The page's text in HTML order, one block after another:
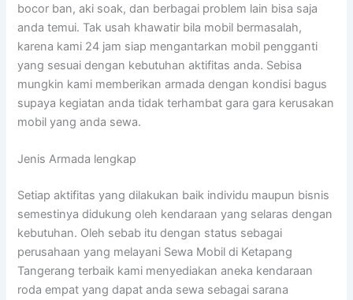
bocor ban, aki soak, dan berbagai problem lain bisa saja
anda temui. Tak usah khawatir bila mobil bermasalah,
karena kami 24 jam siap mengantarkan mobil pengganti
yang sesuai dengan kebutuhan aktifitas anda. Sebisa
mungkin kami memberikan armada dengan kondisi bagus
supaya kegiatan anda tidak terhambat gara gara kerusakan
mobil yang anda sewa.
Jenis Armada lengkap
Setiap aktifitas yang dilakukan baik individu maupun bisnis
semestinya didukung oleh kendaraan yang selaras dengan
kebutuhan. Oleh sebab itu dengan status sebagai
perusahaan yang melayani Sewa Mobil di Ketapang
Tangerang terbaik kami menyediakan aneka kendaraan
roda empat yang dapat anda sewa sebagai sarana